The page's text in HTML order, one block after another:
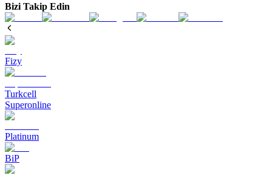
Bizi Takip Edin
Fizy
Turkcell
Superonline
Platinum
BiP